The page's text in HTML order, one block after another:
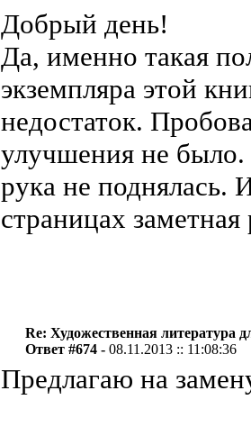
Добрый день!
Да, именно такая
экземпляра этой
недостаток.
улучшения не
рука не поднялась.
страницах
Re: Художественная литература
Ответ #674 -08.11.2013 :: 11:08:36
Предлагаю на